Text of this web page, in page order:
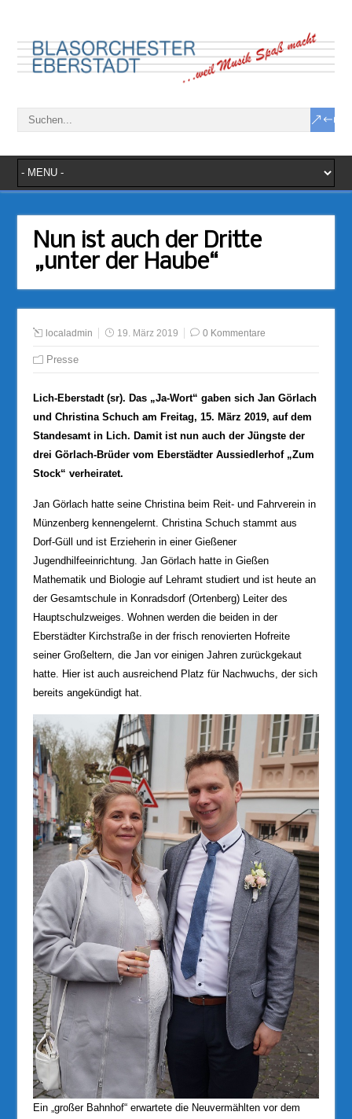
Nun ist auch der Dritte
„unter der Haube“
localadmin 19. März 2019 0 Kommentare
Presse
Lich-Eberstadt (sr). Das „Ja-Wort“ gaben sich Jan Görlach
und Christina Schuch am Freitag, 15. März 2019, auf dem
Standesamt in Lich. Damit ist nun auch der Jüngste der
drei Görlach-Brüder vom Eberstädter Aussiedlerhof „Zum
Stock“ verheiratet.
Jan Görlach hatte seine Christina beim Reit- und Fahrverein in
Münzenberg kennengelernt. Christina Schuch stammt aus
Dorf-Güll und ist Erzieherin in einer Gießener
Jugendhilfeeinrichtung. Jan Görlach hatte in Gießen
Mathematik und Biologie auf Lehramt studiert und ist heute an
der Gesamtschule in Konradsdorf (Ortenberg) Leiter des
Hauptschulzweiges. Wohnen werden die beiden in der
Eberstädter Kirchstraße in der frisch renovierten Hofreite
seiner Großeltern, die Jan vor einigen Jahren zurückgekaut
hatte. Hier ist auch ausreichend Platz für Nachwuchs, der sich
bereits angekündigt hat.
Ein „großer Bahnhof“ erwartete die Neuvermählten vor dem